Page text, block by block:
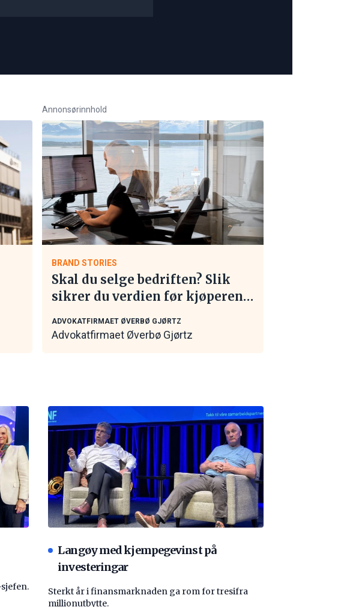
Annonsørinnhold
BRAND STORIES
Skal du selge bedriften? Slik
sikrer du verdien før kjøperen
ADVOKATFIRMAET ØVERBØ GJØRTZ
Advokatfirmaet Øverbø Gjørtz
Langøy med kjempegevinst på
investeringar
Sterkt år i finansmarknaden ga rom for tresifra
millionutbytte.